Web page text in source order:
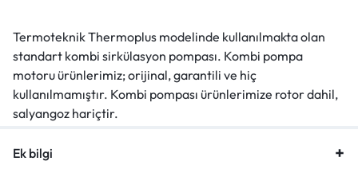
Termoteknik Thermoplus modelinde kullanılmakta olan
standart kombi sirkülasyon pompası. Kombi pompa
motoru ürünlerimiz; orijinal, garantili ve hiç
kullanılmamıştır. Kombi pompası ürünlerimize rotor dahil,
salyangoz hariçtir.
Ek bilgi